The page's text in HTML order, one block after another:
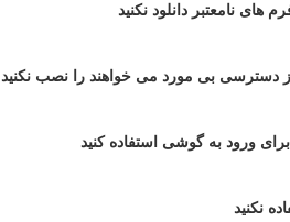
های نامعتبر دانلود نكنید
دسترسی بی مورد می خواهند را نصب نكنید
ورود به گوشی استفاده كنید
نكنید